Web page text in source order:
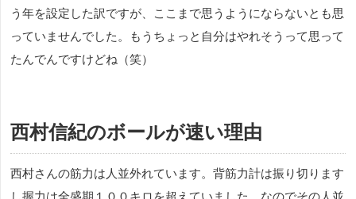
う年を設定した訳ですが、ここまで思うようにならないとも思
っていませんでした。もうちょっと自分はやれそうって思って
たんでんですけどね（笑）
西村信紀のボールが速い理由
西村さんの筋力は人並外れています。背筋力計は振り切ります